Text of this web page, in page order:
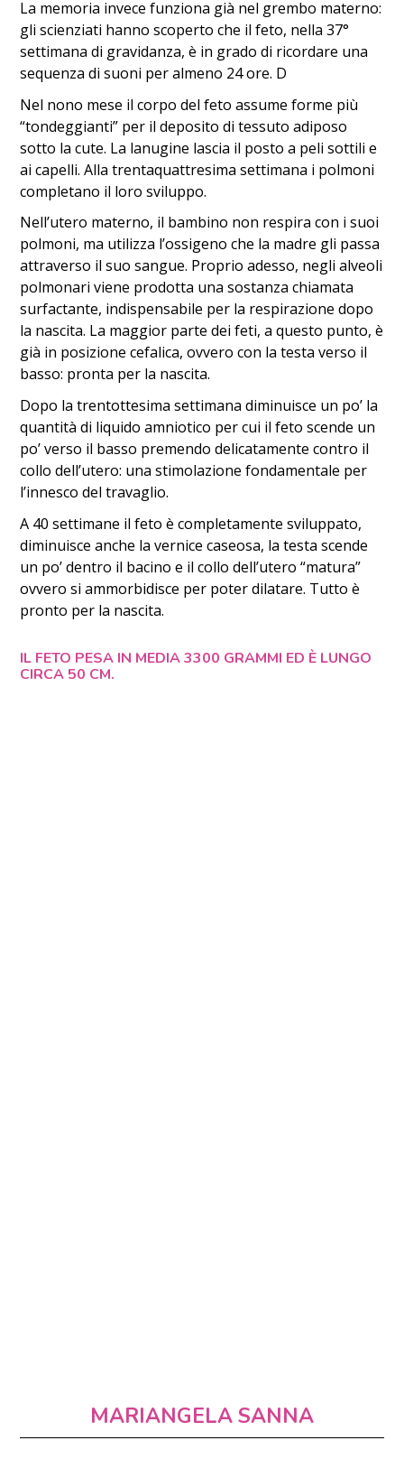
La memoria invece funziona già nel grembo materno:
gli scienziati hanno scoperto che il feto, nella 37°
settimana di gravidanza, è in grado di ricordare una
sequenza di suoni per almeno 24 ore. D
Nel nono mese il corpo del feto assume forme più
“tondeggianti” per il deposito di tessuto adiposo
sotto la cute. La lanugine lascia il posto a peli sottili e
ai capelli. Alla trentaquattresima settimana i polmoni
completano il loro sviluppo.
Nell’utero materno, il bambino non respira con i suoi
polmoni, ma utilizza l’ossigeno che la madre gli passa
attraverso il suo sangue. Proprio adesso, negli alveoli
polmonari viene prodotta una sostanza chiamata
surfactante, indispensabile per la respirazione dopo
la nascita. La maggior parte dei feti, a questo punto, è
già in posizione cefalica, ovvero con la testa verso il
basso: pronta per la nascita.
Dopo la trentottesima settimana diminuisce un po’ la
quantità di liquido amniotico per cui il feto scende un
po’ verso il basso premendo delicatamente contro il
collo dell’utero: una stimolazione fondamentale per
l’innesco del travaglio.
A 40 settimane il feto è completamente sviluppato,
diminuisce anche la vernice caseosa, la testa scende
un po’ dentro il bacino e il collo dell’utero “matura”
ovvero si ammorbidisce per poter dilatare. Tutto è
pronto per la nascita.
IL FETO PESA IN MEDIA 3300 GRAMMI ED È LUNGO
CIRCA 50 CM.
MARIANGELA SANNA